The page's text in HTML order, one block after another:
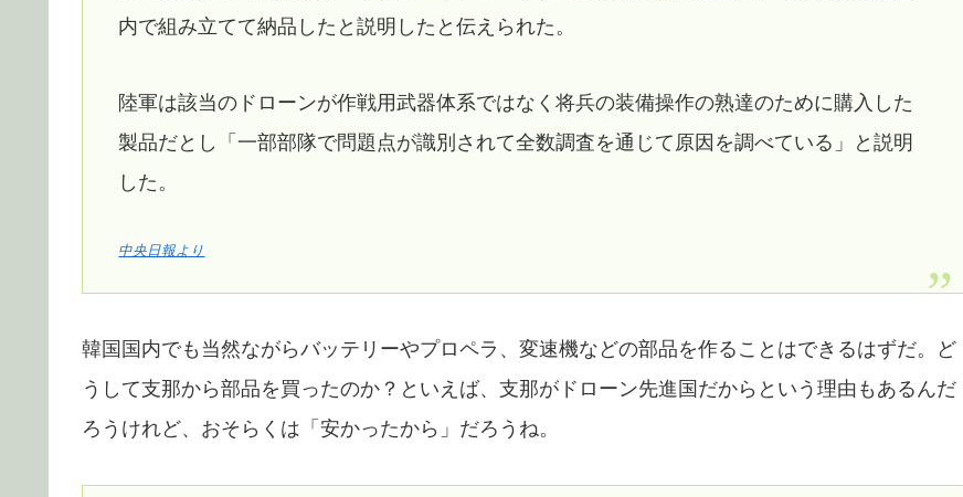
内で組み立てて納品したと説明したと伝えられた。
陸軍は該当のドローンが作戦用武器体系ではなく将兵の装備操作の熟達のために購入した
製品だとし「一部部隊で問題点が識別されて全数調査を通じて原因を調べている」と説明
した。
中央日報より
韓国国内でも当然ながらバッテリーやプロペラ、変速機などの部品を作ることはできるはずだ。ど
うして支那から部品を買ったのか？といえば、支那がドローン先進国だからという理由もあるんだ
ろうけれど、おそらくは「安かったから」だろうね。